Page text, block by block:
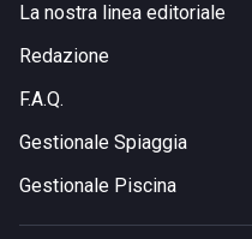
La nostra linea editoriale
Redazione
F.A.Q.
Gestionale Spiaggia
Gestionale Piscina